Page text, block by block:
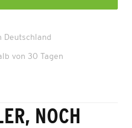
Deutschland
von 30 Tagen
NOCH